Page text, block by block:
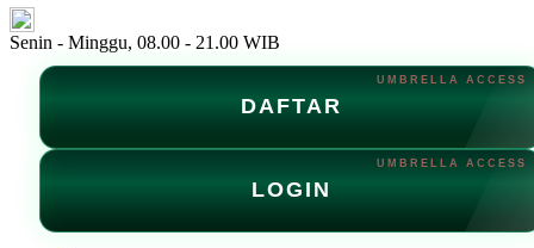
Senin - Minggu, 08.00 - 21.00 WIB
DAFTAR
LOGIN